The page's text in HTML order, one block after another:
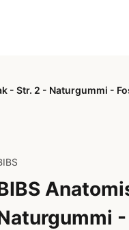
- Str. 2 - Naturgummi -